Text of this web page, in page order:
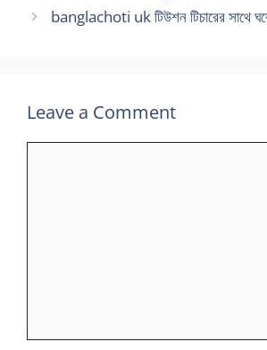
banglachoti uk টিউশন টিচারের সাথে
Leave a Comment